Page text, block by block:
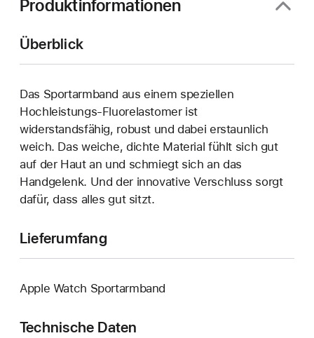
Produktinformationen
Überblick
Das Sportarmband aus einem speziellen
Hochleistungs-Fluorelastomer ist
widerstandsfähig, robust und dabei erstaunlich
weich. Das weiche, dichte Material fühlt sich gut
auf der Haut an und schmiegt sich an das
Handgelenk. Und der innovative Verschluss sorgt
dafür, dass alles gut sitzt.
Lieferumfang
Apple Watch Sportarmband
Technische Daten